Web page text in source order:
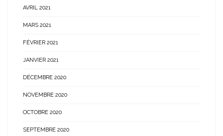
AVRIL 2021
MARS 2021
FÉVRIER 2021
JANVIER 2021
DÉCEMBRE 2020
NOVEMBRE 2020
OCTOBRE 2020
SEPTEMBRE 2020